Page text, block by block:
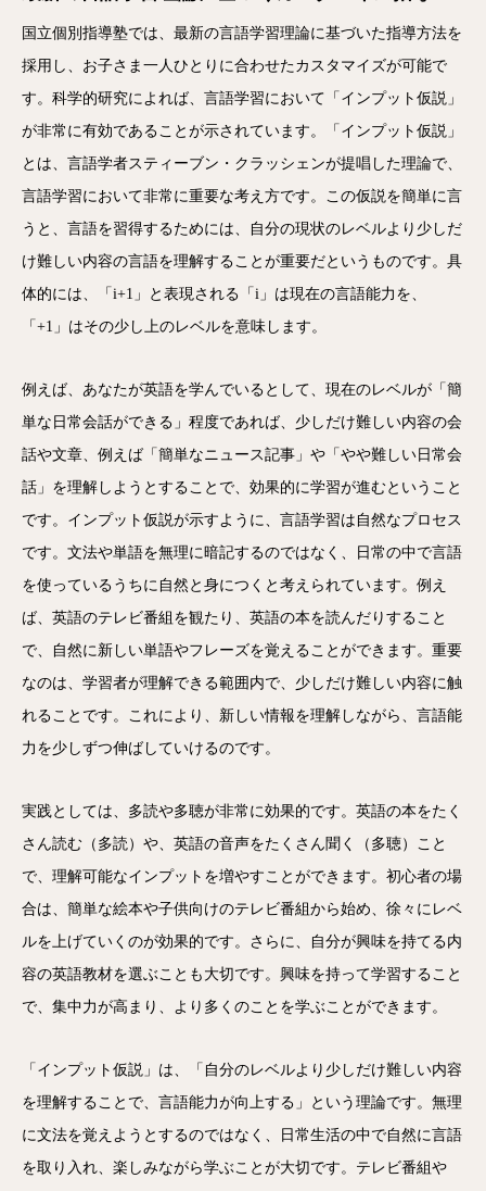
国立個別指導塾では、最新の言語学習理論に基づいた指導方法を
採用し、お子さま一人ひとりに合わせたカスタマイズが可能で
す。科学的研究によれば、言語学習において「インプット仮説」
が非常に有効であることが示されています。「インプット仮説」
とは、言語学者スティーブン・クラッシェンが提唱した理論で、
言語学習において非常に重要な考え方です。この仮説を簡単に言
うと、言語を習得するためには、自分の現状のレベルより少しだ
け難しい内容の言語を理解することが重要だというものです。具
体的には、「i+1」と表現される「i」は現在の言語能力を、
「+1」はその少し上のレベルを意味します。
例えば、あなたが英語を学んでいるとして、現在のレベルが「簡
単な日常会話ができる」程度であれば、少しだけ難しい内容の会
話や文章、例えば「簡単なニュース記事」や「やや難しい日常会
話」を理解しようとすることで、効果的に学習が進むということ
です。インプット仮説が示すように、言語学習は自然なプロセス
です。文法や単語を無理に暗記するのではなく、日常の中で言語
を使っているうちに自然と身につくと考えられています。例え
ば、英語のテレビ番組を観たり、英語の本を読んだりすること
で、自然に新しい単語やフレーズを覚えることができます。重要
なのは、学習者が理解できる範囲内で、少しだけ難しい内容に触
れることです。これにより、新しい情報を理解しながら、言語能
力を少しずつ伸ばしていけるのです。
実践としては、多読や多聴が非常に効果的です。英語の本をたく
さん読む（多読）や、英語の音声をたくさん聞く（多聴）こと
で、理解可能なインプットを増やすことができます。初心者の場
合は、簡単な絵本や子供向けのテレビ番組から始め、徐々にレベ
ルを上げていくのが効果的です。さらに、自分が興味を持てる内
容の英語教材を選ぶことも大切です。興味を持って学習すること
で、集中力が高まり、より多くのことを学ぶことができます。
「インプット仮説」は、「自分のレベルより少しだけ難しい内容
を理解することで、言語能力が向上する」という理論です。無理
に文法を覚えようとするのではなく、日常生活の中で自然に言語
を取り入れ、楽しみながら学ぶことが大切です。テレビ番組や